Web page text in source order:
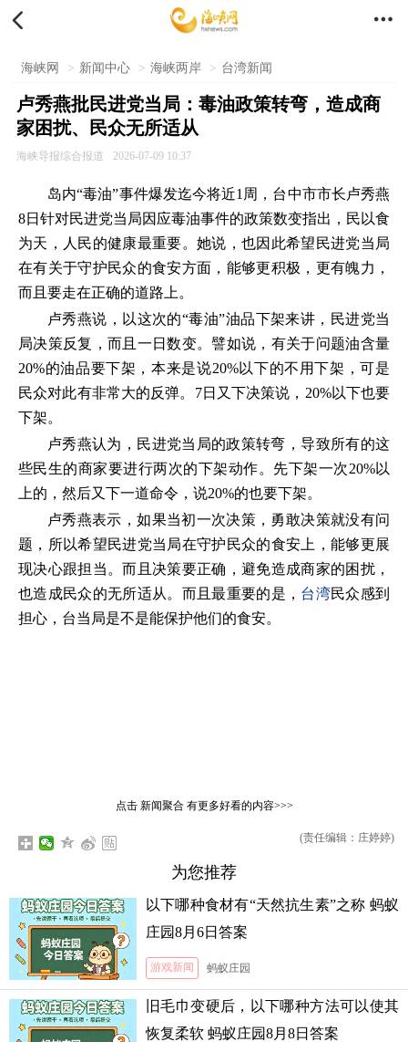
 
海峡网 > 新闻中心 > 海峡两岸 > 台湾新闻
卢秀燕批民进党当局：毒油政策转弯，造成商
家困扰、民众无所适从
海峡导报综合报道 2026-07-09 10:37
岛内“毒油”事件爆发迄今将近1周，台中市市长卢秀燕
8日针对民进党当局因应毒油事件的政策数变指出，民以食
为天，人民的健康最重要。她说，也因此希望民进党当局
在有关于守护民众的食安方面，能够更积极，更有魄力，
而且要走在正确的道路上。
卢秀燕说，以这次的“毒油”油品下架来讲，民进党当
局决策反复，而且一日数变。譬如说，有关于问题油含量
20%的油品要下架，本来是说20%以下的不用下架，可是
民众对此有非常大的反弹。7日又下决策说，20%以下也要
下架。
卢秀燕认为，民进党当局的政策转弯，导致所有的这
些民生的商家要进行两次的下架动作。先下架一次20%以
上的，然后又下一道命令，说20%的也要下架。
卢秀燕表示，如果当初一次决策，勇敢决策就没有问
题，所以希望民进党当局在守护民众的食安上，能够更展
现决心跟担当。而且决策要正确，避免造成商家的困扰，
也造成民众的无所适从。而且最重要的是， 台湾民众感到
担心，台当局是不是能保护他们的食安。
点击 新闻聚合有更多好看的内容>>>
(责任编辑：庄婷婷)
为您推荐
以下哪种食材有“天然抗生素”之称 蚂蚁
庄园8月6日答案
游戏新闻 蚂蚁庄园
旧毛巾变硬后，以下哪种方法可以使其
恢复柔软 蚂蚁庄园8月8日答案